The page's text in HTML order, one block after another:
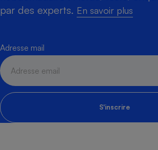
par des experts. En savoir plus
Adresse mail
S'inscrire